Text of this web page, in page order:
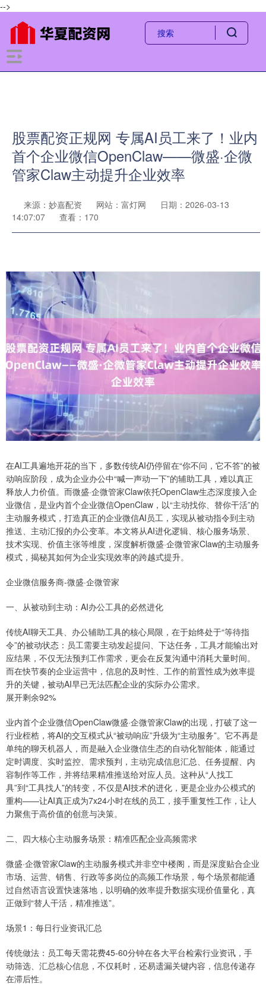
-->
股票配资正规网 专属AI员工来了！业内
首个企业微信OpenClaw——微盛·企微
管家Claw主动提升企业效率
来源：妙嘉配资 网站：富灯网
日期：2026-03-13
14:07:07
查看：170
在AI工具遍地开花的当下，多数传统AI仍停留在“你不问，它不答”的被
动响应阶段，成为企业办公中“喊一声动一下”的辅助工具，难以真正
释放人力价值。而微盛·企微管家Claw依托OpenClaw生态深度接入企
业微信，是业内首个企业微信OpenClaw，以“主动找你、替你干活”的
主动服务模式，打造真正的企业微信AI员工，实现从被动指令到主动
推送、主动汇报的办公变革。本文将从AI进化逻辑、核心服务场景、
技术实现、价值主张等维度，深度解析微盛·企微管家Claw的主动服务
模式，揭秘其如何为企业实现效率的跨越式提升。
企业微信服务商-微盛·企微管家
一、从被动到主动：AI办公工具的必然进化
传统AI聊天工具、办公辅助工具的核心局限，在于始终处于“等待指
令”的被动状态：员工需要主动发起提问、下达任务，工具才能输出对
应结果，不仅无法预判工作需求，更会在反复沟通中消耗大量时间。
而在快节奏的企业运营中，信息的及时性、工作的前置性成为效率提
升的关键，被动AI早已无法匹配企业的实际办公需求。
展开剩余92%
业内首个企业微信OpenClaw微盛·企微管家Claw的出现，打破了这一
行业桎梏，将AI的交互模式从“被动响应”升级为“主动服务”。它不再是
单纯的聊天机器人，而是融入企业微信生态的自动化智能体，能通过
定时调度、实时监控、需求预判，主动完成信息汇总、任务提醒、内
容制作等工作，并将结果精准推送给对应人员。这种从“人找工
具”到“工具找人”的转变，不仅是AI技术的进化，更是企业办公模式的
重构——让AI真正成为7x24小时在线的员工，接手重复性工作，让人
力聚焦于高价值的创意与决策。
二、四大核心主动服务场景：精准匹配企业高频需求
微盛·企微管家Claw的主动服务模式并非空中楼阁，而是深度贴合企业
市场、运营、销售、行政等多岗位的高频工作场景，每个场景都能通
过自然语言设置快速落地，以明确的效率提升数据实现价值量化，真
正做到“替人干活，精准推送”。
场景1：每日行业资讯汇总
传统做法：员工每天需花费45-60分钟在各大平台检索行业资讯，手
动筛选、汇总核心信息，不仅耗时，还易遗漏关键内容，信息传递存
在滞后性。